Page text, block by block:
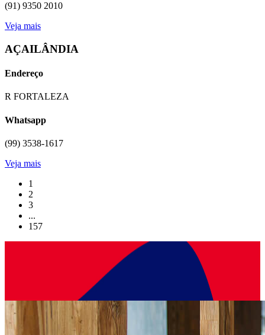
(91) 9350 2010
Veja mais
AÇAILÂNDIA
Endereço
R FORTALEZA
Whatsapp
(99) 3538-1617
Veja mais
1
2
3
...
157